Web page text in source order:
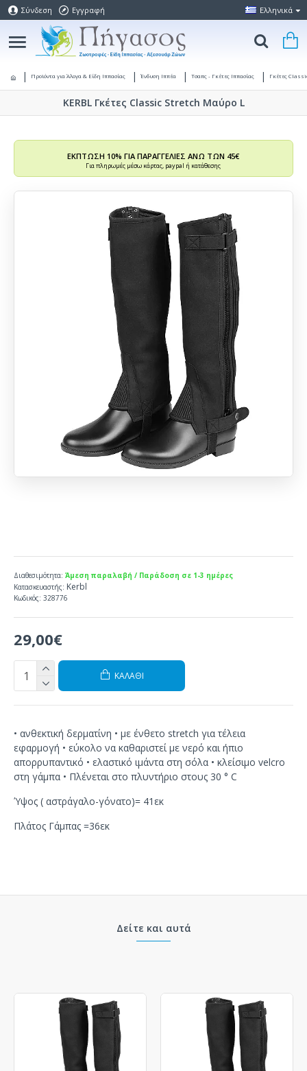
Σύνδεση Εγγραφή Ελληνικά
Προϊόντα για Άλογα & Είδη Ιππασίας Ένδυση Ιππέα Τσαπς - Γκέτες Ιππασίας Γκέτες
KERBL Γκέτες Classic Stretch Μαύρο L
ΕΚΠΤΩΣΗ 10% ΓΙΑ ΠΑΡΑΓΓΕΛΙΕΣ ΑΝΩ ΤΩΝ 45€
Για πληρωμές μέσω κάρτας, paypal ή κατάθεσης
29,00€
Διαθεσιμότητα: Άμεση παραλαβή / Παράδοση σε 1-3 ημέρες
Κατασκευαστής: Kerbl
Κωδικός: 328776
ΚΑΛΆΘΙ
• ανθεκτική δερματίνη • με ένθετο stretch για τέλεια
εφαρμογή • εύκολο να καθαριστεί με νερό και ήπιο
απορρυπαντικό • ελαστικό ιμάντα στη σόλα • κλείσιμο velcro
στη γάμπα • Πλένεται στο πλυντήριο στους 30 ° C
Ύψος ( αστράγαλο-γόνατο)= 41εκ
Πλάτος Γάμπας =36εκ
Δείτε και αυτά